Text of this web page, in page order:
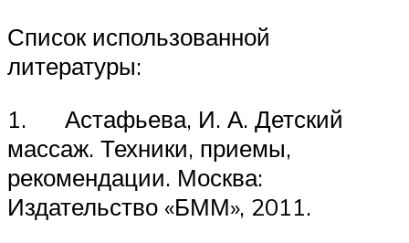
Список использованной
литературы:
1. Астафьева, И. А. Детский
массаж. Техники, приемы,
рекомендации. Москва:
Издательство «БММ», 2011.